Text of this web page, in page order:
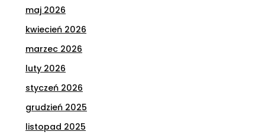
maj 2026
kwiecień 2026
marzec 2026
luty 2026
styczeń 2026
grudzień 2025
listopad 2025